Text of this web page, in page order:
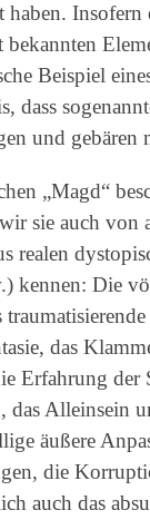
haben.
Beispiel
dass
und gebären
„Magd“
sie auch von
realen
kennen: Die
das
Erfahrung der
Alleinsein
äußere
die
auch das